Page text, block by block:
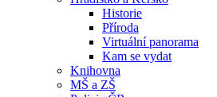
Historie
Příroda
Virtuální panorama
Kam se vydat
Knihovna
MŠ a ZŠ